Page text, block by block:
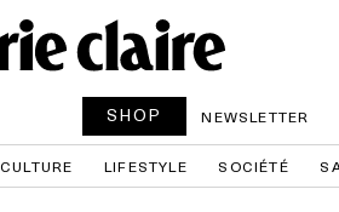
SHOP NEWSLETTER
CULTURE LIFESTYLE SOCIÉTÉ